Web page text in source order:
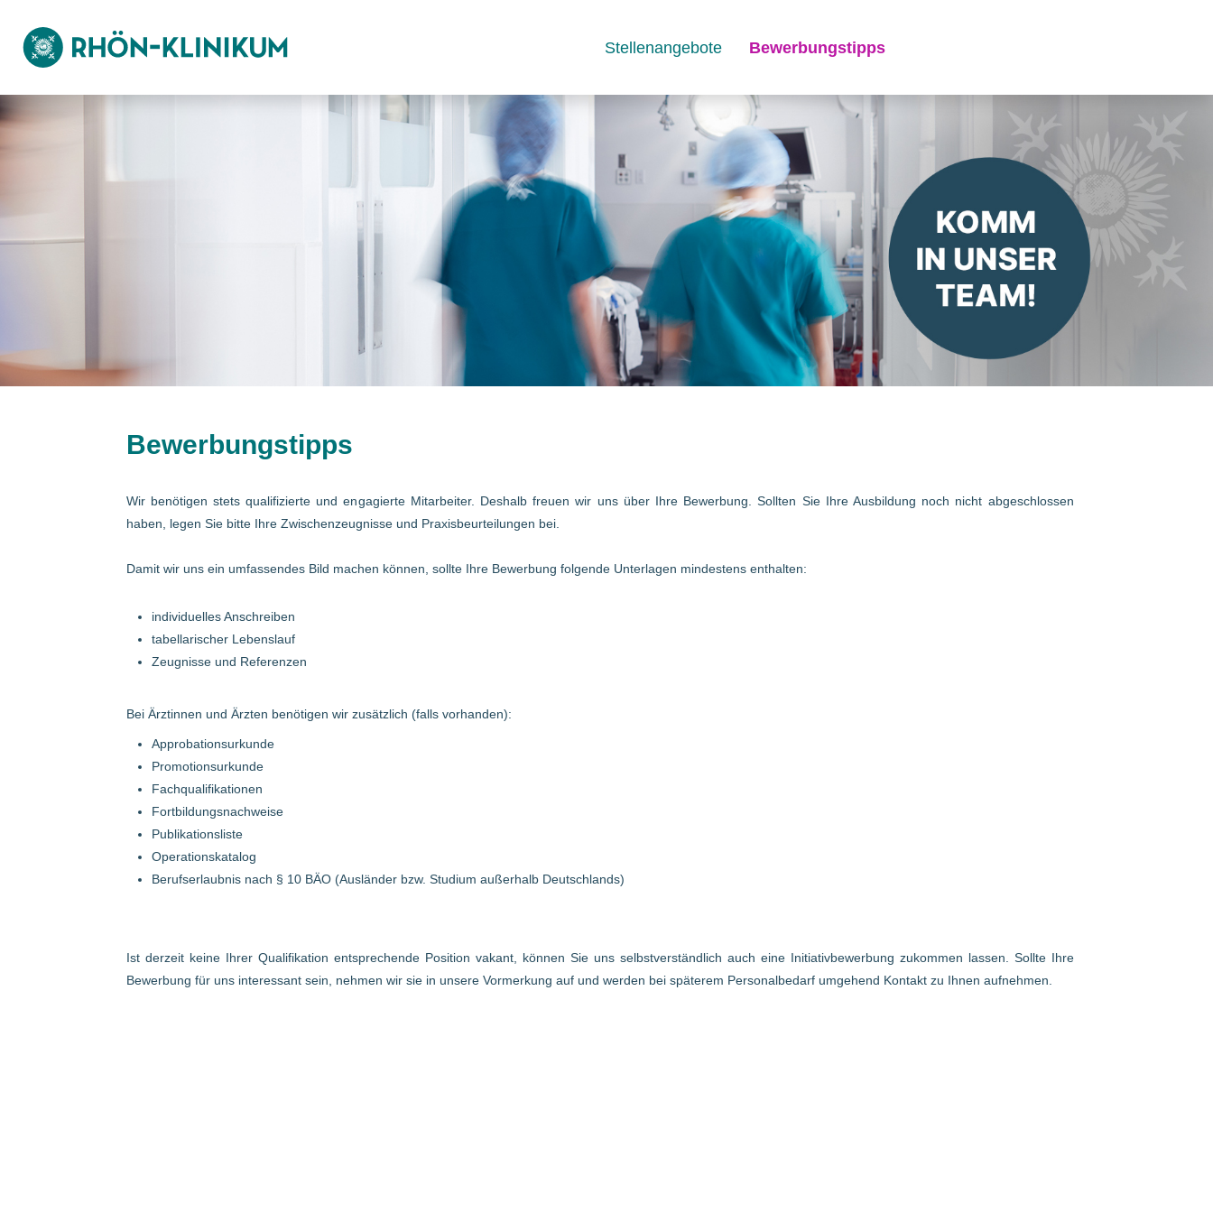
Stellenangebote Bewerbungstipps
Bewerbungstipps
Wir benötigen stets qualifizierte und engagierte Mitarbeiter. Deshalb freuen wir uns über Ihre Bewerbung. Sollten Sie Ihre Ausbildung noch nicht abgeschlossen
haben, legen Sie bitte Ihre Zwischenzeugnisse und Praxisbeurteilungen bei.
Damit wir uns ein umfassendes Bild machen können, sollte Ihre Bewerbung folgende Unterlagen mindestens enthalten:
individuelles Anschreiben
tabellarischer Lebenslauf
Zeugnisse und Referenzen
Bei Ärztinnen und Ärzten benötigen wir zusätzlich (falls vorhanden):
Approbationsurkunde
Promotionsurkunde
Fachqualifikationen
Fortbildungsnachweise
Publikationsliste
Operationskatalog
Berufserlaubnis nach § 10 BÄO (Ausländer bzw. Studium außerhalb Deutschlands)
Ist derzeit keine Ihrer Qualifikation entsprechende Position vakant, können Sie uns selbstverständlich auch eine Initiativbewerbung zukommen lassen. Sollte Ihre
Bewerbung für uns interessant sein, nehmen wir sie in unsere Vormerkung auf und werden bei späterem Personalbedarf umgehend Kontakt zu Ihnen aufnehmen.